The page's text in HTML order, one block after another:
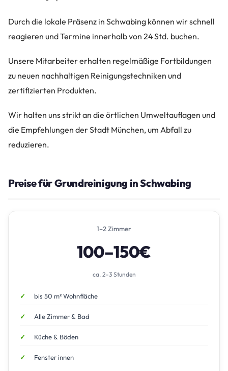
Durch die lokale Präsenz in Schwabing können wir schnell
reagieren und Termine innerhalb von 24 Std. buchen.
Unsere Mitarbeiter erhalten regelmäßige Fortbildungen
zu neuen nachhaltigen Reinigungstechniken und
zertifizierten Produkten.
Wir halten uns strikt an die örtlichen Umweltauflagen und
die Empfehlungen der Stadt München, um Abfall zu
reduzieren.
Preise für Grundreinigung in Schwabing
1–2 Zimmer
100–150€
ca. 2–3 Stunden
bis 50 m² Wohnfläche
Alle Zimmer & Bad
Küche & Böden
Fenster innen